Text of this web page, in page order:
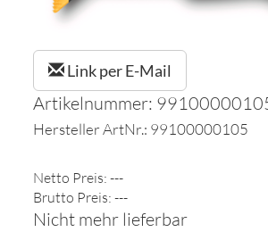
Link per E-Mail
Artikelnummer:
Hersteller ArtNr.: 99100000105
Netto Preis: ---
Brutto Preis: ---
Nicht mehr lieferbar